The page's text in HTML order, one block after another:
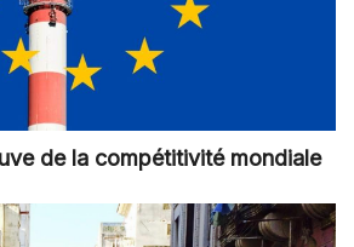
de la compétitivité mondiale